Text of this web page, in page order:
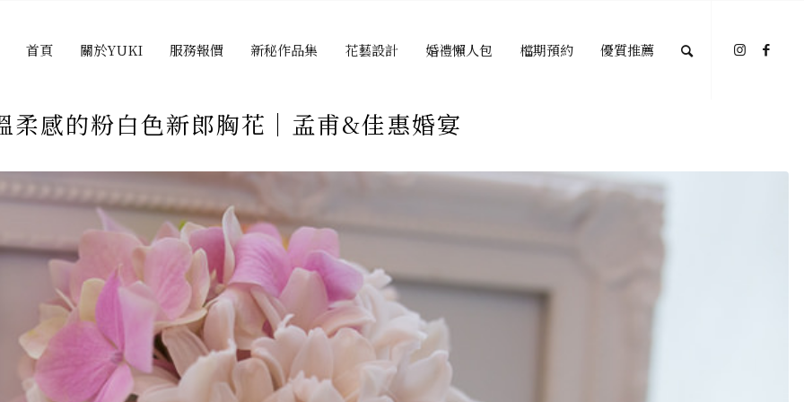
首頁 關於YUKI 服務報價 新秘作品集 花藝設計 婚禮懶人包 檔期預約 優質推薦
柔感的粉白色新郎胸花│孟甫&佳惠婚宴